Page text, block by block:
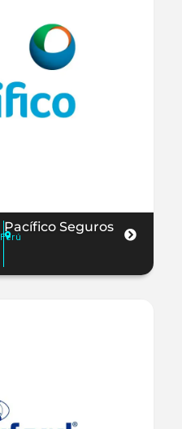
Pacífico Seguros
Perú